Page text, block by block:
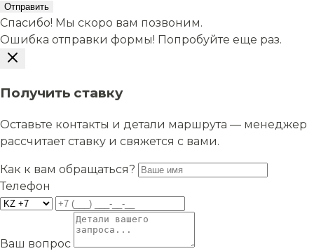
Отправить
Спасибо! Мы скоро вам позвоним.
Ошибка отправки формы! Попробуйте еще раз.
Получить ставку
Оставьте контакты и детали маршрута — менеджер
рассчитает ставку и свяжется с вами.
Как к вам обращаться?
Телефон
Ваш вопрос